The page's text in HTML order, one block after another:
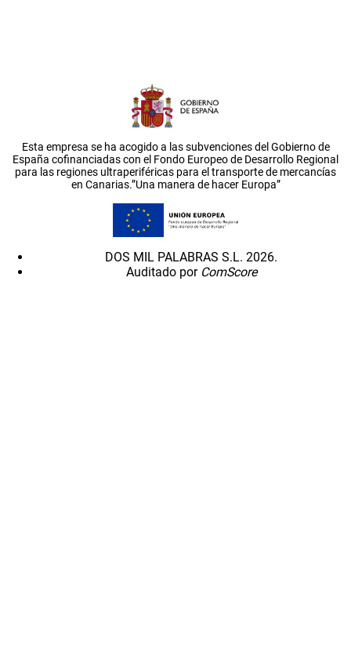
Esta empresa se ha acogido a las subvenciones del Gobierno de
España cofinanciadas con el Fondo Europeo de Desarrollo Regional
para las regiones ultraperiféricas para el transporte de mercancías
en Canarias.”Una manera de hacer Europa”
DOS MIL PALABRAS S.L. 2026.
Auditado por ComScore